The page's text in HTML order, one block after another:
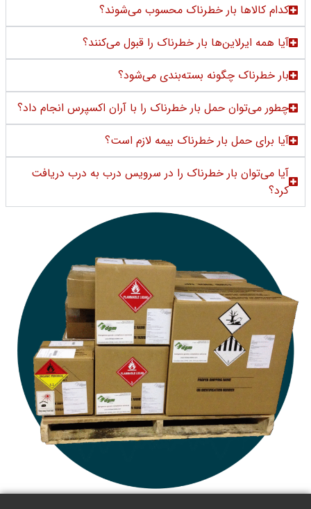
کدام کالاها بار خطرناک محسوب می‌شوند؟
آیا همه ایرلاین‌ها بار خطرناک را قبول می‌کنند؟
بار خطرناک چگونه بسته‌بندی می‌شود؟
چطور می‌توان حمل بار خطرناک را با آران اکسپرس انجام داد؟
آیا برای حمل بار خطرناک بیمه لازم است؟
آیا می‌توان بار خطرناک را در سرویس درب به درب دریافت
کرد؟